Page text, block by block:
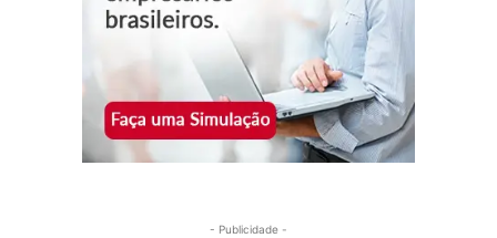
- Publicidade -